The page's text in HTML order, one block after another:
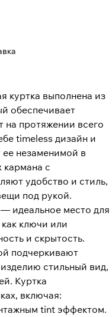
куртка выполнена из
обеспечивает
протяжении всего
timeless дизайн и
ее незаменимой в
кармана с
удобство и стиль,
под рукой.
идеальное место для
ключи или
и скрытость.
подчеркивают
стильный вид,
Куртка
включая:
tint эффектом.